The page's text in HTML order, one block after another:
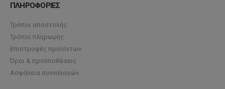
ΠΛΗΡΟΦΟΡΙΕΣ
Τρόποι αποστολής
Τρόποι πληρωμής
Επιστροφές προϊόντων
Όροι & προϋποθέσεις
Ασφάλεια συνναλαγών